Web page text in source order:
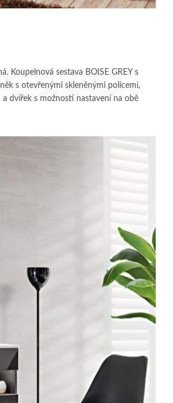
Koupelnová sestava BOISE GREY s
s otevřenými skleněnými policemi,
dvířek s možností nastavení na obě